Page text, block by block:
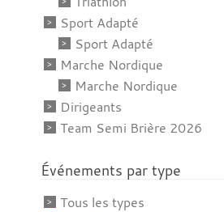
Sport Adapté
Sport Adapté
Marche Nordique
Marche Nordique
Dirigeants
Team Semi Brière 2026
Événements par type
Tous les types